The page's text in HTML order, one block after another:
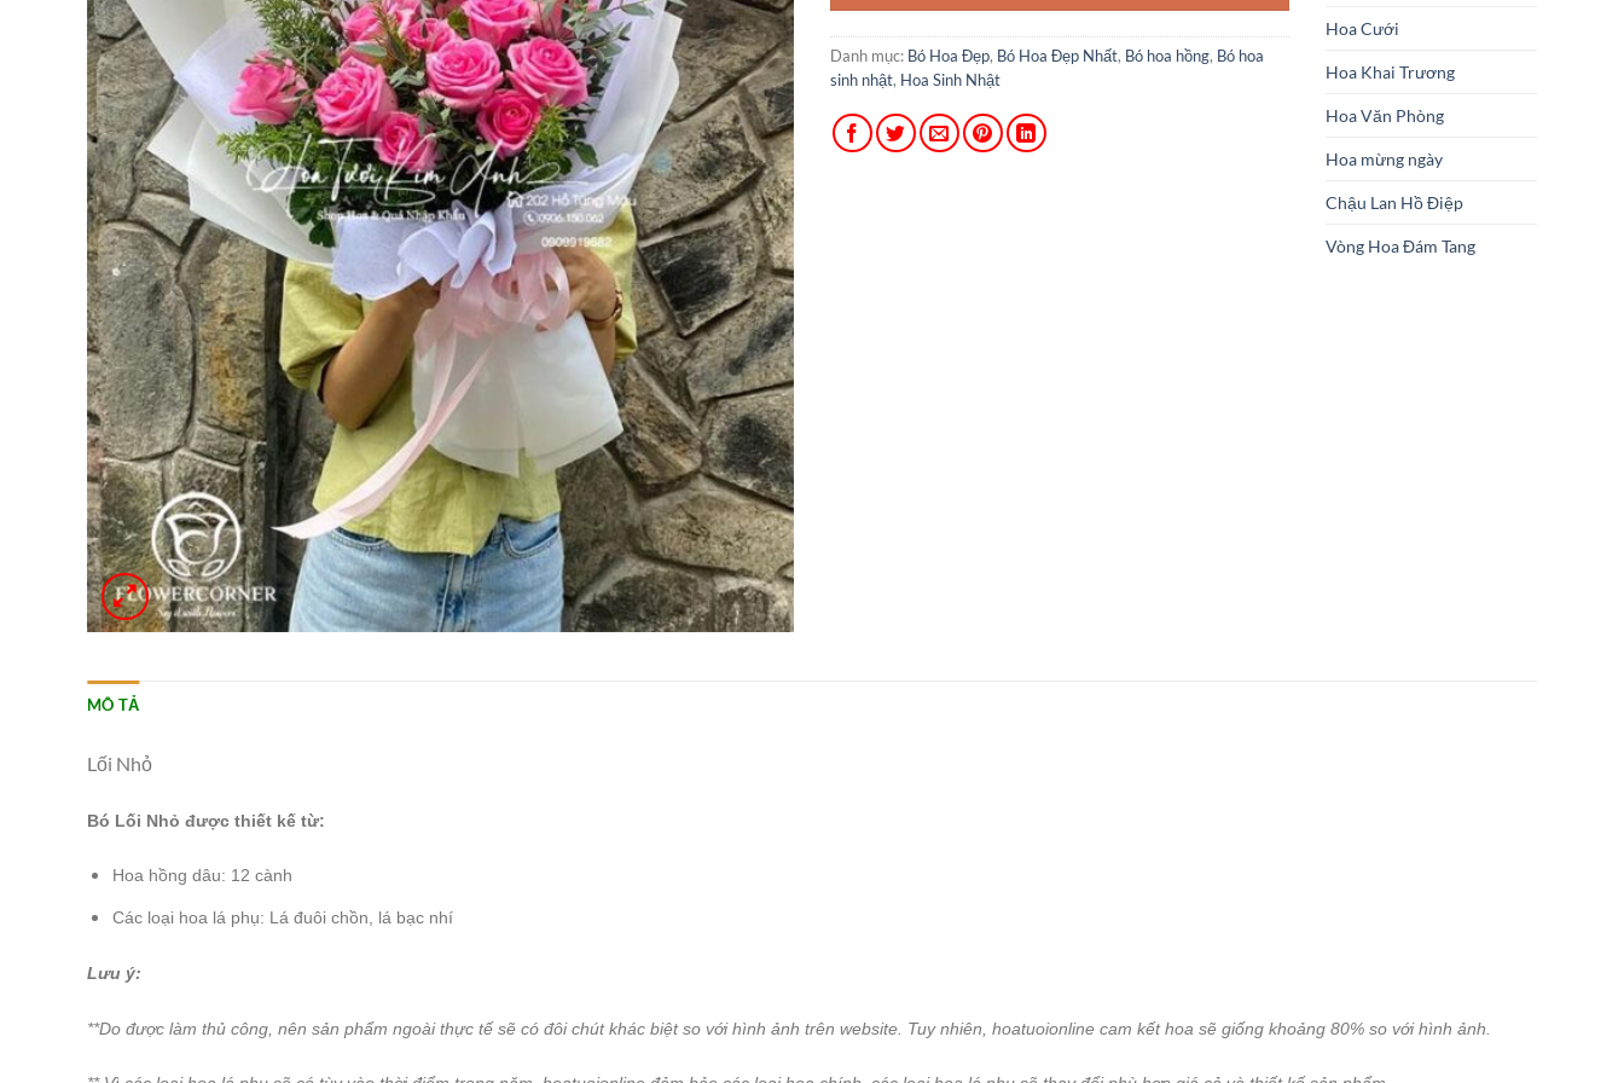
Danh mục: Bó Hoa Đẹp, Bó Hoa Đẹp Nhất, Bó hoa hồng, Bó hoa
sinh nhật, Hoa Sinh Nhật
Hoa Cưới
Hoa Khai Trương
Hoa Văn Phòng
Hoa mừng ngày
Chậu Lan Hồ Điệp
Vòng Hoa Đám Tang
MÔ TẢ
Lối Nhỏ
Bó Lối Nhỏ được thiết kế từ:
Hoa hồng dâu: 12 cành
Các loại hoa lá phụ: Lá đuôi chồn, lá bạc nhí
Lưu ý:
**Do được làm thủ công, nên sản phẩm ngoài thực tế sẽ có đôi chút khác biệt so với hình ảnh trên website. Tuy nhiên, hoatuoionline cam kết hoa sẽ giống khoảng 80% so với hình ảnh.